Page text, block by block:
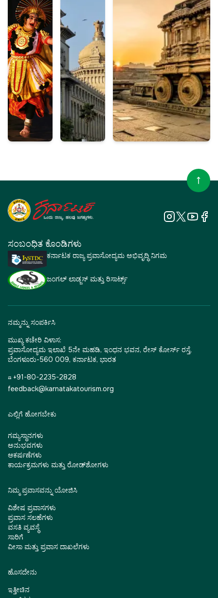
ಸಂಬಂಧಿತ ಕೊಂಡಿಗಳು
ಕರ್ನಾಟಕ ರಾಜ್ಯ ಪ್ರವಾಸೋದ್ಯಮ ಅಭಿವೃದ್ಧಿ ನಿಗಮ
ಜಂಗಲ್ ಲಾಡ್ಜಸ್ ಮತ್ತು ರಿಸಾರ್ಟ್ಸ್
ನಮ್ಮನ್ನು ಸಂಪರ್ಕಿಸಿ
ಮುಖ್ಯ ಕಚೇರಿ ವಿಳಾಸ:
ಪ್ರವಾಸೋದ್ಯಮ ಇಲಾಖೆ 5ನೇ ಮಹಡಿ, ಇಂಧನ ಭವನ, ರೇಸ್ ಕೋರ್ಸ್ ರಸ್ತೆ,
ಬೆಂಗಳೂರು-560 009, ಕರ್ನಾಟಕ, ಭಾರತ
☎ +91-80-2235-2828
feedback@karnatakatourism.org
ಎಲ್ಲಿಗೆ ಹೋಗಬೇಕು
ಗಮ್ಯಸ್ಥಾನಗಳು
ಅನುಭವಗಳು
ಆಕರ್ಷಣೆಗಳು
ಕಾರ್ಯಕ್ರಮಗಳು ಮತ್ತು ರೋಡ್‌ಶೋಗಳು
ನಿಮ್ಮ ಪ್ರವಾಸವನ್ನು ಯೋಜಿಸಿ
ವಿಶೇಷ ಪ್ರವಾಸಗಳು
ಪ್ರವಾಸ ಸಲಹೆಗಳು
ವಸತಿ ವ್ಯವಸ್ಥೆ
ಸಾರಿಗೆ
ವೀಸಾ ಮತ್ತು ಪ್ರವಾಸ ದಾಖಲೆಗಳು
ಹೊಸದೇನು
ಇತ್ತೀಚಿನ